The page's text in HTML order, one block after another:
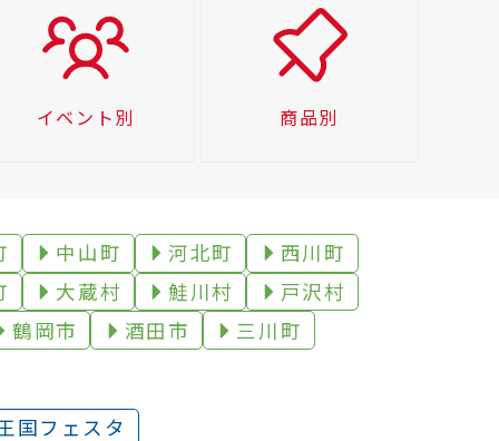
イベント別 商品別
中山町 河北町
西川町
大蔵村 鮭川村
戸沢村
鶴岡市
酒田市 三川町
国フェスタ